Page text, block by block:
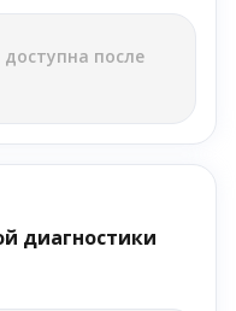
после
диагностики